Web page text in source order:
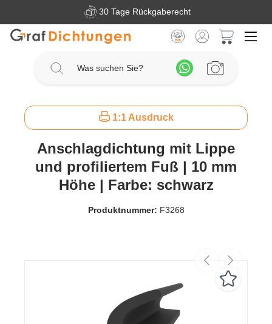
Zum Hauptinhalt springen30 Tage Rückgaberecht
1:1 Ausdruck
Anschlagdichtung mit Lippe
und profiliertem Fuß | 10 mm
Höhe | Farbe: schwarz
Produktnummer: F3268